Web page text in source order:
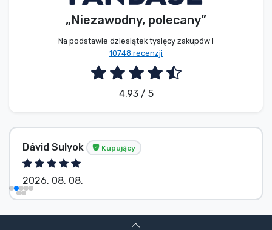
„Niezawodny, polecany”
Na podstawie dziesiątek tysięcy zakupów i
10748 recenzji
4.93 / 5
Dávid Sulyok Kupujący
2026. 08. 08.